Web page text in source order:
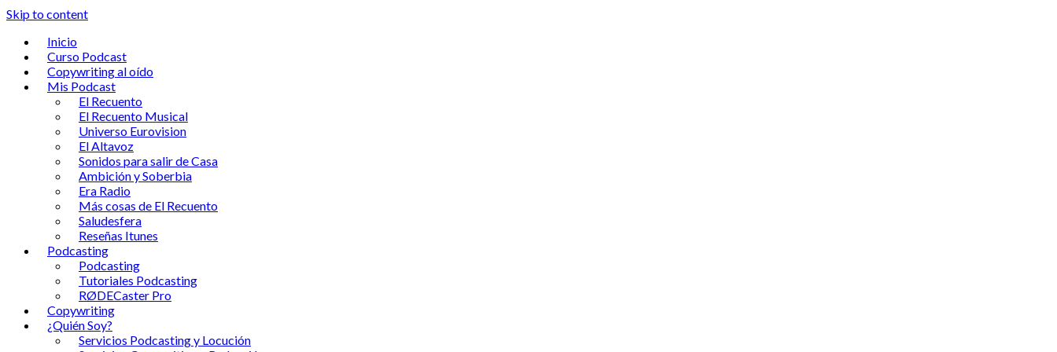
Skip to content
Inicio
Curso Podcast
Copywriting al oído
Mis Podcast
El Recuento
El Recuento Musical
Universo Eurovision
El Altavoz
Sonidos para salir de Casa
Ambición y Soberbia
Era Radio
Más cosas de El Recuento
Saludesfera
Reseñas Itunes
Podcasting
Podcasting
Tutoriales Podcasting
RØDECaster Pro
Copywriting
¿Quién Soy?
Servicios Podcasting y Locución